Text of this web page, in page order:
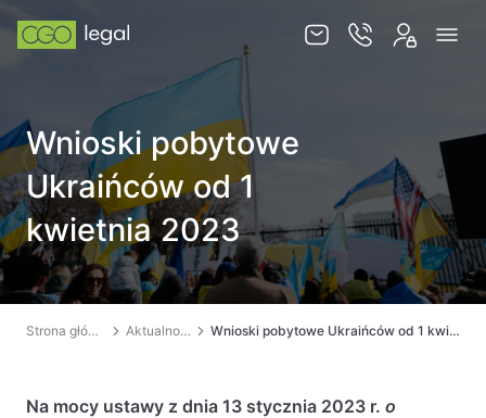
Zespół
Usługi
Obsługa korporacyjna
Prawo pracy
Wnioski pobytowe
Ukraińców od 1
kwietnia 2023
Strona główna Aktualności Wnioski pobytowe Ukraińców od 1 kwietnia 2023
Na mocy ustawy z dnia 13 stycznia 2023 r. o